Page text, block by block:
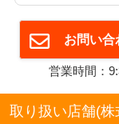
お問い合
営業時間：
取り扱い店舗(